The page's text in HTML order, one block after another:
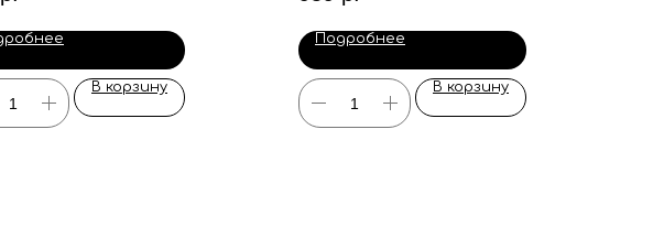
В корзину
Подробнее
В корзину